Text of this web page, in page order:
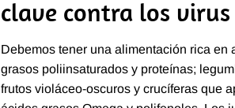
clave contra los virus
Debemos tener una alimentación rica en
grasos poliinsaturados y proteínas;
frutos violáceo-oscuros y crucíferas que